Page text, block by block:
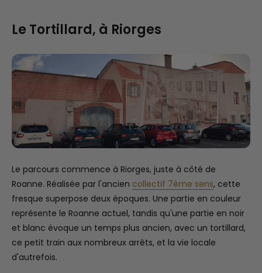
Le Tortillard, à Riorges
Le parcours commence à Riorges, juste à côté de
Roanne. Réalisée par l'ancien collectif 7ème sens, cette
fresque superpose deux époques. Une partie en couleur
représente le Roanne actuel, tandis qu'une partie en noir
et blanc évoque un temps plus ancien, avec un tortillard,
ce petit train aux nombreux arrêts, et la vie locale
d'autrefois.